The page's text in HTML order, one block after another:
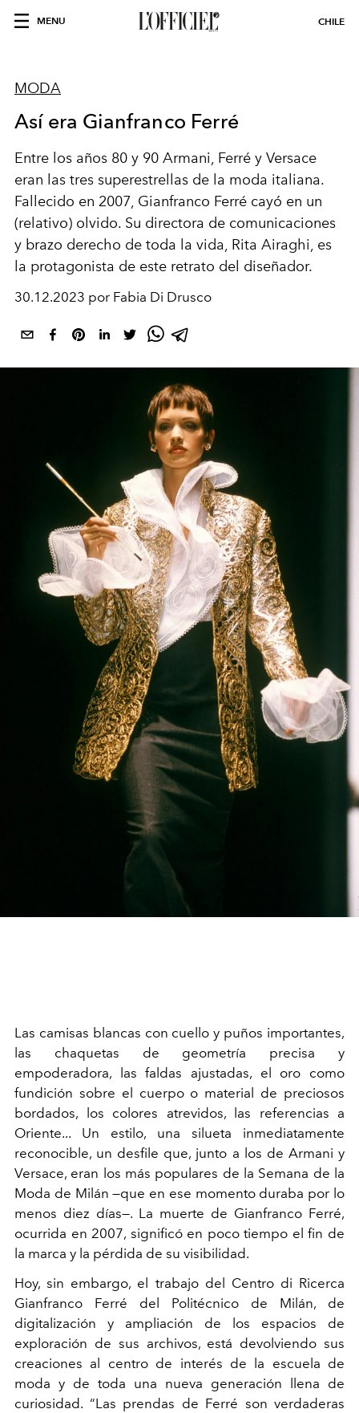
MENU CHILE
MODA
Así era Gianfranco Ferré
Entre los años 80 y 90 Armani, Ferré y Versace
eran las tres superestrellas de la moda italiana.
Fallecido en 2007, Gianfranco Ferré cayó en un
(relativo) olvido. Su directora de comunicaciones
y brazo derecho de toda la vida, Rita Airaghi, es
la protagonista de este retrato del diseñador.
30.12.2023 por Fabia Di Drusco
Las camisas blancas con cuello y puños importantes,
las chaquetas de geometría precisa y
empoderadora, las faldas ajustadas, el oro como
fundición sobre el cuerpo o material de preciosos
bordados, los colores atrevidos, las referencias a
Oriente... Un estilo, una silueta inmediatamente
reconocible, un desfile que, junto a los de Armani y
Versace, eran los más populares de la Semana de la
Moda de Milán —que en ese momento duraba por lo
menos diez días—. La muerte de Gianfranco Ferré,
ocurrida en 2007, significó en poco tiempo el fin de
la marca y la pérdida de su visibilidad.
Hoy, sin embargo, el trabajo del Centro di Ricerca
Gianfranco Ferré del Politécnico de Milán, de
digitalización y ampliación de los espacios de
exploración de sus archivos, está devolviendo sus
creaciones al centro de interés de la escuela de
moda y de toda una nueva generación llena de
curiosidad. “Las prendas de Ferré son verdaderas